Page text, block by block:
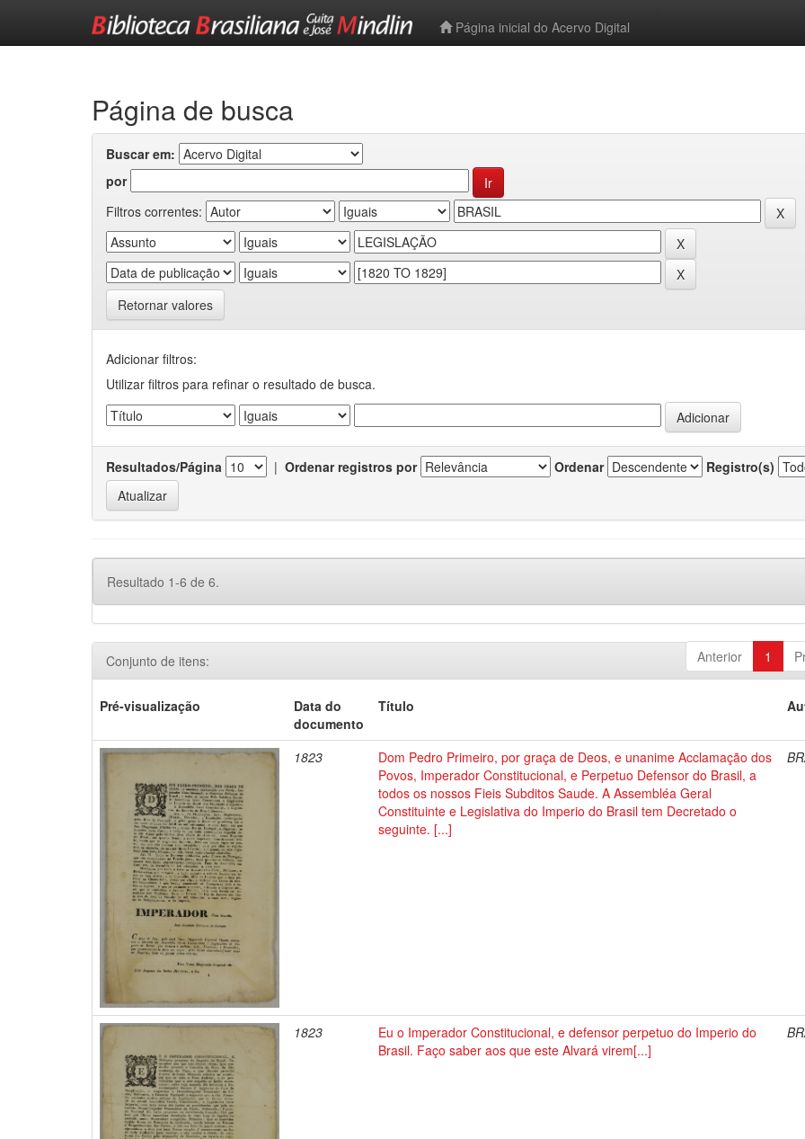
Página inicial do Acervo Digital
Página de busca
Buscar em:
por
Filtros correntes:
Retornar valores
Adicionar filtros:
Utilizar filtros para refinar o resultado de busca.
Resultados/Página | Ordenar registros por Ordenar Registro(s)
Resultado 1-6 de 6.
Anterior 1
Conjunto de itens:
Pré-visualização
Data do
documento
Título
1823
Dom Pedro Primeiro, por graça de Deos, e unanime Acclamação dos
Povos, Imperador Constitucional, e Perpetuo Defensor do Brasil, a
todos os nossos Fieis Subditos Saude. A Assembléa Geral
Constituinte e Legislativa do Imperio do Brasil tem Decretado o
seguinte. [...]
1823
Eu o Imperador Constitucional, e defensor perpetuo do Imperio do
Brasil. Faço saber aos que este Alvará virem[...]